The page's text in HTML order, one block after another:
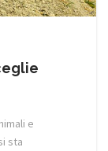
e
sta